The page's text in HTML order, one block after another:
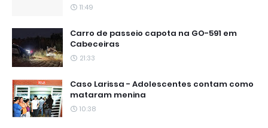
11:49
Carro de passeio capota na GO-591 em
Cabeceiras
21:33
Caso Larissa - Adolescentes contam como
mataram menina
10:38